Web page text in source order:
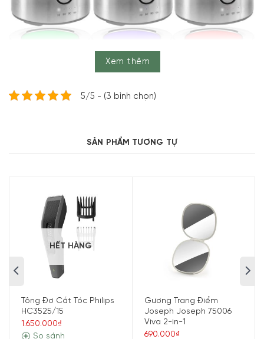
Khuếch tán tinh dầu bằng cơ chế siêu âm
hơi nước
Với cơ chế này, khi nước trong máy xông tinh dầu WMF
tiếp xúc với sóng siêu âm sẽ bị phân tách thành hơi nước
dạng sương ra bên ngoài. Tạo ra lớp sương siêu mỏng và
được làm ẩm nhanh hơn cũng như tinh dầu được phân tán
đồng đều hơi trong không khí, cho cảm giác vô cùng thoải
mái và dễ chịu
Xem thêm
5/5 - (3 bình chọn)
SẢN PHẨM TƯƠNG TỰ
HẾT HÀNG
Tông Đơ Cắt Tóc Philips
HC3525/15
1.650.000₫
So sánh
Gương Trang Điểm
Joseph Joseph 75006
Viva 2-in-1
690.000₫